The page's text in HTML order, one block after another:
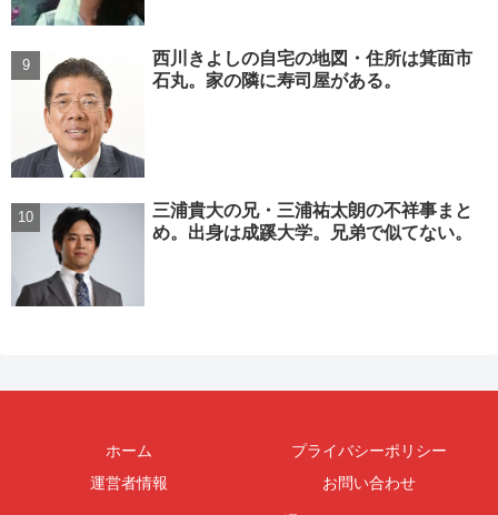
西川きよしの自宅の地図・住所は箕面市
石丸。家の隣に寿司屋がある。
三浦貴大の兄・三浦祐太朗の不祥事まと
め。出身は成蹊大学。兄弟で似てない。
ホーム
プライバシーポリシー
運営者情報
お問い合わせ